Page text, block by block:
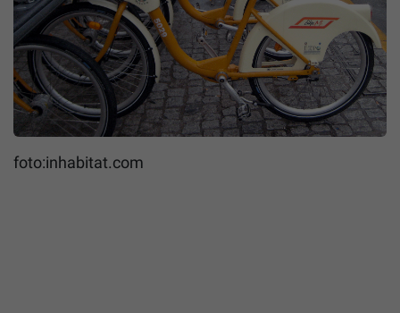
foto:inhabitat.com